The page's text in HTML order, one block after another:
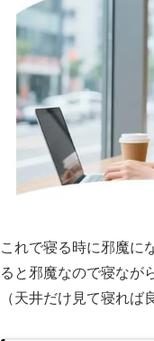
これで寝る時に邪魔に
ると邪魔なので寝なが
（天井だけ見て寝れば